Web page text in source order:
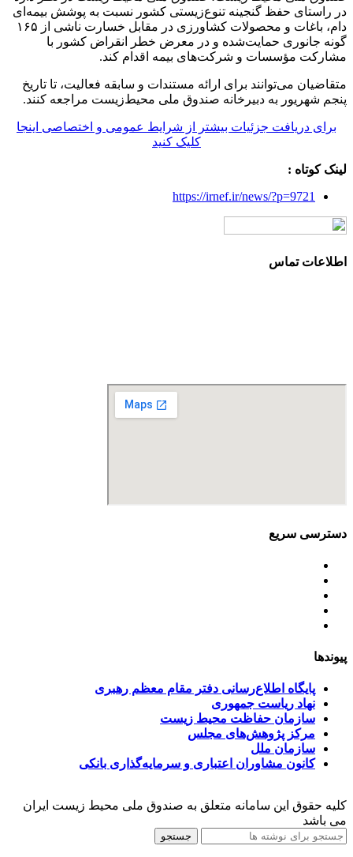
در راستای حفظ گنجینه تنوع‌زیستی کشور نسبت به پوشش بیمه‌ای
دام، باغات و محصولات کشاورزی در مقابل خسارت ناشی از ۱۶۵
گونه جانوری حمایت‌شده و در معرض خطر انقراض کشور با
مشارکت مؤسسات و شرکت‌های بیمه اقدام کند.
متقاضیان می‌توانند برای ارائه مستندات و سابقه فعالیت، تا تاریخ
پنجم شهریور به دبیرخانه صندوق ملی محیط‌زیست مراجعه کنند.
برای دریافت جزئیات بیشتر از شرایط عمومی و اختصاصی اینجا
کلیک کنید
لینک کوتاه :
https://irnef.ir/news/?p=9721
اطلاعات تماس
دسترسی سریع
پیوندها
پایگاه اطلاع‌رسانی دفتر مقام معظم رهبری
نهاد ریاست جمهوری
سازمان حفاظت محیط زیست
مرکز پژوهش‌های مجلس
سازمان ملل
کانون مشاوران اعتباری و سرمایه‌گذاری بانکی
کلیه حقوق این سامانه متعلق به صندوق ملی محیط زیست ایران
می باشد
جستجو